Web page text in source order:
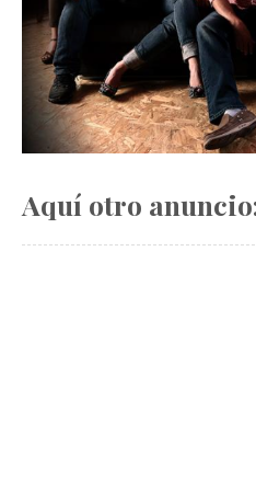
Aquí otro